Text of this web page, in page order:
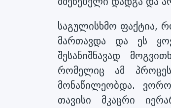
საგულისხმო ფაქტია,
მართავდა და ეს
შესანიშნავად
რომელიც ამ
მონაწილეობდა.
თავისი მკაცრი